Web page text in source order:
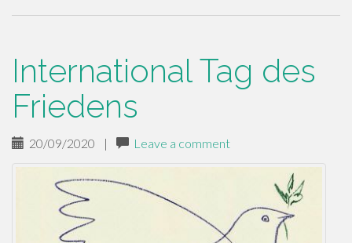
International Tag des
Friedens
20/09/2020 | Leave a comment